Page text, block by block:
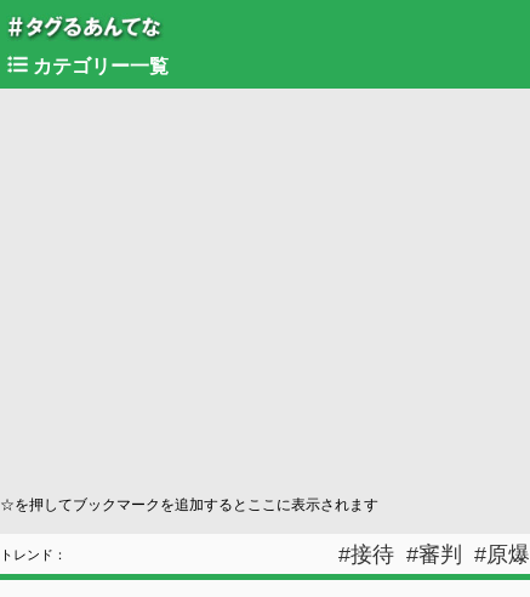
カテゴリー一覧
☆を押してブックマークを追加するとここに表示されます
#接待 #審判 #原爆
トレンド：